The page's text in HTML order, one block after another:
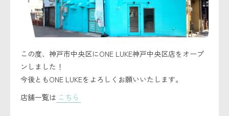
この度、神戸市中央区にONE LUKE神戸中央区店をオープ
ンしました！
今後ともONE LUKEをよろしくお願いいたします。
店舗一覧は こちら